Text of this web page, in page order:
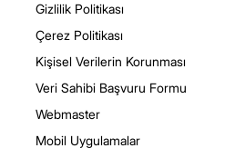
Gizlilik Politikası
Çerez Politikası
Kişisel Verilerin Korunması
Veri Sahibi Başvuru Formu
Webmaster
Mobil Uygulamalar